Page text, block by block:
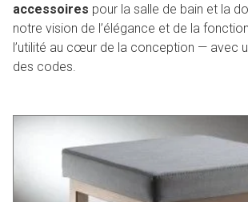
accessoires pour la salle de bain et la
notre vision de l’élégance et de la
l’utilité au cœur de la conception — avec
des codes.